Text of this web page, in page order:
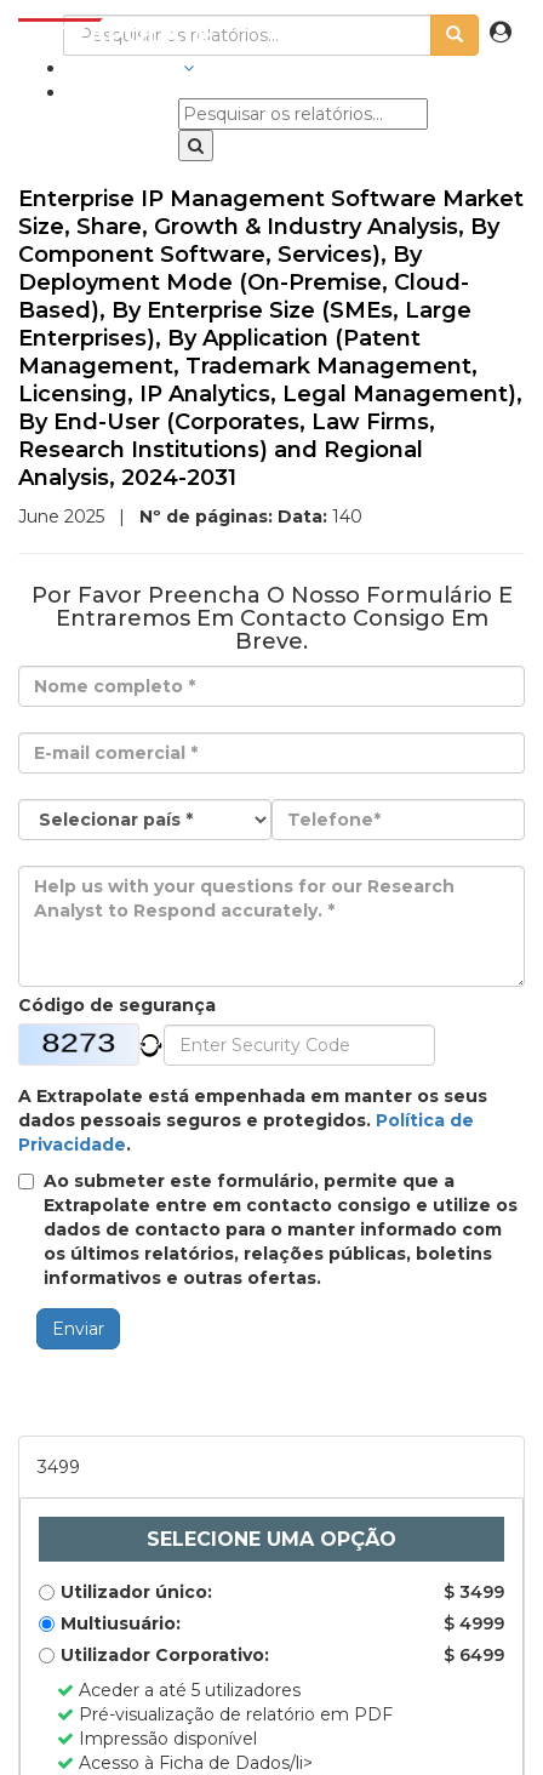
Enterprise IP Management Software Market
Size, Share, Growth & Industry Analysis, By
Component Software, Services), By
Deployment Mode (On-Premise, Cloud-
Based), By Enterprise Size (SMEs, Large
Enterprises), By Application (Patent
Management, Trademark Management,
Licensing, IP Analytics, Legal Management),
By End-User (Corporates, Law Firms,
Research Institutions) and Regional
Analysis, 2024-2031
June 2025 | Nº de páginas: Data: 140
Por Favor Preencha O Nosso Formulário E
Entraremos Em Contacto Consigo Em
Breve.
Código de segurança
A Extrapolate está empenhada em manter os seus
dados pessoais seguros e protegidos. Política de
Privacidade.
Ao submeter este formulário, permite que a
Extrapolate entre em contacto consigo e utilize os
dados de contacto para o manter informado com
os últimos relatórios, relações públicas, boletins
informativos e outras ofertas.
Enviar
3499
SELECIONE UMA OPÇÃO
Utilizador único:
$ 3499
Multiusuário:
$ 4999
Utilizador Corporativo:
$ 6499
Aceder a até 5 utilizadores
Pré-visualização de relatório em PDF
Impressão disponível
Acesso à Ficha de Dados/li>